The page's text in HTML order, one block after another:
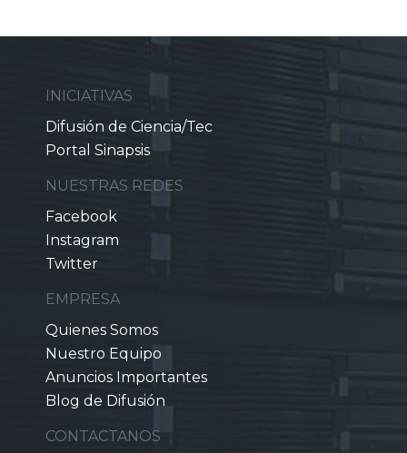
INICIATIVAS
Difusión de Ciencia/Tec
Portal Sinapsis
NUESTRAS REDES
Facebook
Instagram
Twitter
EMPRESA
Quienes Somos
Nuestro Equipo
Anuncios Importantes
Blog de Difusión
CONTACTANOS